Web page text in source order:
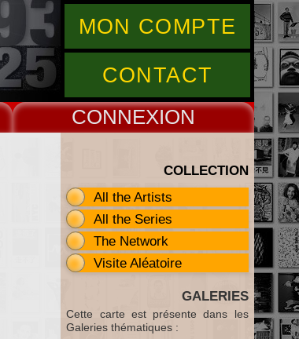
MON COMPTE
CONTACT
CONNEX
COLLECTION
All the Artists
All the Series
The Network
Visite Aléatoire
GALERIES
Cette carte est présente dans les
Galeries thématiques :